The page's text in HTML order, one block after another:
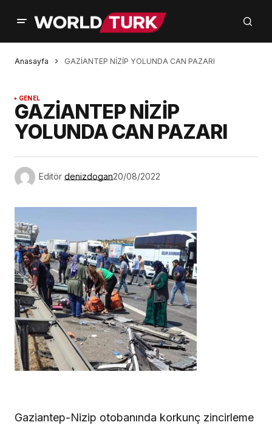
Anasayfa GAZİANTEP NİZİP YOLUNDA CAN PAZARI
GENEL
GAZİANTEP NİZİP
YOLUNDA CAN PAZARI
Editör denizdogan20/08/2022
Gaziantep-Nizip otobanında korkunç zincirleme